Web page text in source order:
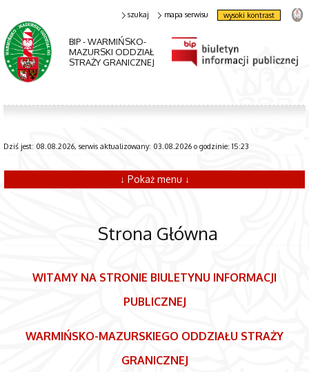
BIP - WARMIŃSKO-
MAZURSKI ODDZIAŁ
STRAŻY GRANICZNEJ
szukaj mapa serwisu wysoki kontrast
Dziś jest: 08.08.2026, serwis aktualizowany: 03.08.2026 o godzinie: 15:23
↓ Pokaż menu ↓
Strona Główna
WITAMY NA STRONIE BIULETYNU INFORMACJI
PUBLICZNEJ
WARMIŃSKO-MAZURSKIEGO ODDZIAŁU STRAŻY
GRANICZNEJ